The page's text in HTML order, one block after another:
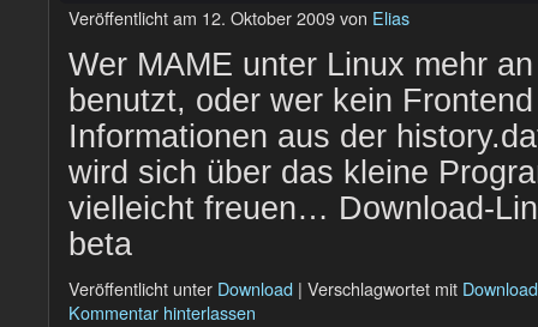
Veröffentlicht am 12. Oktober 2009von Elias
Wer MAME unter Linux mehr
benutzt, oder wer kein
Informationen aus der
wird sich über das kleine
vielleicht freuen… Download-
beta
Veröffentlicht unter Download | Verschlagwortet mit Download
Kommentar hinterlassen